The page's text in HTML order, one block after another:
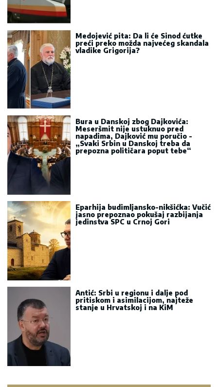
Medojević pita: Da li će Sinod ćutke
preći preko možda najvećeg skandala
vladike Grigorija?
Bura u Danskoj zbog Dajkovića:
Meseršmit nije ustuknuo pred
napadima, Dajković mu poručio -
„Svaki Srbin u Danskoj treba da
prepozna političara poput tebe“
Eparhija budimljansko-nikšićka: Vučić
jasno prepoznao pokušaj razbijanja
jedinstva SPC u Crnoj Gori
Antić: Srbi u regionu i dalje pod
pritiskom i asimilacijom, najteže
stanje u Hrvatskoj i na KiM